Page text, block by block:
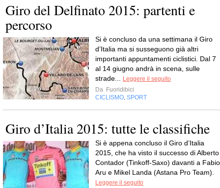
Giro del Delfinato 2015: partenti e
percorso
Si è concluso da una settimana il Giro
d’Italia ma si susseguono già altri
importanti appuntamenti ciclistici. Dal 7
al 14 giugno andrà in scena, sulle
strade...
Leggere il seguito
Da Fuoridibici
CICLISMO SPORT
Giro d’Italia 2015: tutte le classifiche
Si è appena concluso il Giro d’Italia
2015, che ha visto il successo di Alberto
Contador (Tinkoff-Saxo) davanti a Fabio
Aru e Mikel Landa (Astana Pro Team).
Leggere il seguito